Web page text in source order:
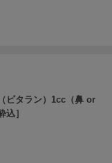
ビタラン）1cc（鼻 or
込］